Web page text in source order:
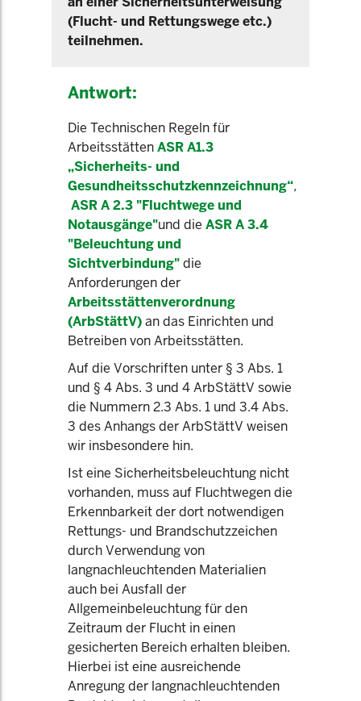
(Flucht- und Rettungswege etc.)
teilnehmen.
Antwort:
Die Technischen Regeln für
ArbeitsstättenASR A1.3
„Sicherheits- und
Gesundheitsschutzkennzeichnung“,
ASR A 2.3 "Fluchtwege und
Notausgänge"und die ASR A 3.4
"Beleuchtung und
Sichtverbindung"die
Anforderungen der
Arbeitsstättenverordnung
(ArbStättV)an das Einrichten und
Betreiben von Arbeitsstätten.
Auf die Vorschriften unter § 3 Abs. 1
und § 4 Abs. 3 und 4 ArbStättV sowie
die Nummern 2.3 Abs. 1 und 3.4 Abs.
3 des Anhangs der ArbStättV weisen
wir insbesondere hin.
Ist eine Sicherheitsbeleuchtung nicht
vorhanden, muss auf Fluchtwegen die
Erkennbarkeit der dort notwendigen
Rettungs- und Brandschutzzeichen
durch Verwendung von
langnachleuchtenden Materialien
auch bei Ausfall der
Allgemeinbeleuchtung für den
Zeitraum der Flucht in einen
gesicherten Bereich erhalten bleiben.
Hierbei ist eine ausreichende
Anregung der langnachleuchtenden